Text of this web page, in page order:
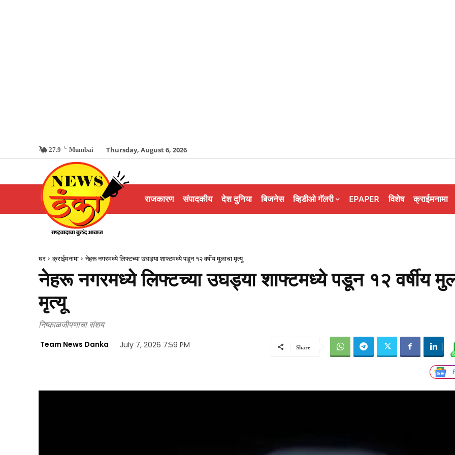
27.9 C Mumbai Thursday, August 6, 2026
राजकारण संपादकीय देश दुनिया बिजनेस व्हिडीओ गॅलरी EPAPER विशेष क्राईमनामा
घर क्राईमनामा नेहरू नगरमध्ये लिफ्टच्या उघड्या शाफ्टमध्ये पडून १२ वर्षीय मुलाचा मृत्यू
नेहरू नगरमध्ये लिफ्टच्या उघड्या शाफ्टमध्ये पडून १२ वर्षीय
मृत्यू
निष्काळजीपणाचा संशय
Team News Danka July 7, 2026 7:59 PM Share